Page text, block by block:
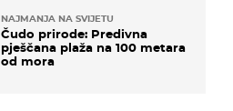
NAJMANJA NA SVIJETU
Čudo prirode: Predivna
pješčana plaža na 100 metara
od mora